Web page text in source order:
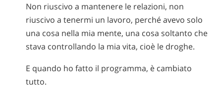
Non riuscivo a mantenere le relazioni, non
riuscivo a tenermi un lavoro, perché avevo solo
una cosa nella mia mente, una cosa soltanto che
stava controllando la mia vita, cioè le droghe.
E quando ho fatto il programma, è cambiato
tutto.